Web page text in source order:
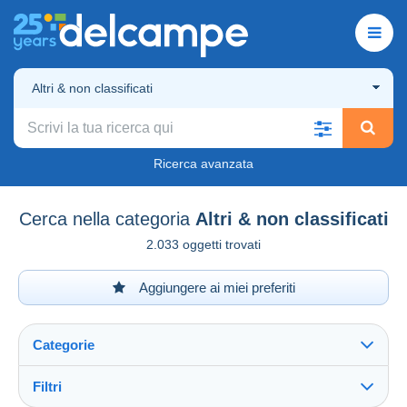
Altri & non classificati
Ricerca avanzata
Cerca nella categoria Altri & non classificati
2.033 oggetti trovati
Aggiungere ai miei preferiti
Categorie
Filtri